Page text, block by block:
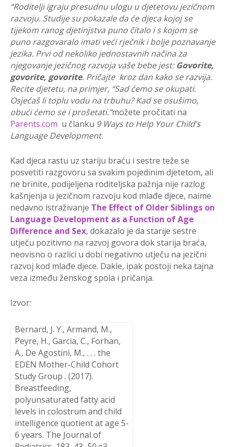
“Roditelji igraju presudnu ulogu u djetetovu jezičnom
razvoju. Studije su pokazale da će djeca kojoj se
tijekom ranog djetinjstva puno čitalo i s kojom se
puno razgovaralo imati veći rječnik i bolje poznavanje
jezika. Prvi od nekoliko jednostavnih načina za
njegovanje jezičnog razvoja vaše bebe jest: Govorite,
govorite, govorite. Pričajte kroz dan kako se razvija.
Recite djetetu, na primjer, “Sad ćemo se okupati.
Osjećaš li toplu vodu na trbuhu? Kad se osušimo,
obući ćemo se i prošetati.”možete pročitati na
Parents.com u članku 9 Ways to Help Your Child’s
Language Development.
Kad djeca rastu uz stariju braću i sestre teže se
posvetiti razgovoru sa svakim pojedinim djetetom, ali
ne brinite, podijeljena roditeljska pažnja nije razlog
kašnjenja u jezičnom razvoju kod mlađe djece, naime
nedavno istraživanje The Effect of Older Siblings on
Language Development as a Function of Age
Difference and Sex, dokazalo je da starije sestre
utječu pozitivno na razvoj govora dok starija braća,
neovisno o razlici u dobi negativno utječu na jezični
razvoj kod mlađe djece. Dakle, ipak postoji neka tajna
veza između ženskog spola i pričanja.
Izvor:
Bernard, J. Y., Armand, M.,
Peyre, H., Garcia, C., Forhan,
A., De Agostini, M., . . . the
EDEN Mother-Child Cohort
Study Group . (2017).
Breastfeeding,
polyunsaturated fatty acid
levels in colostrum and child
intelligence quotient at age 5-
6 years. The Journal of